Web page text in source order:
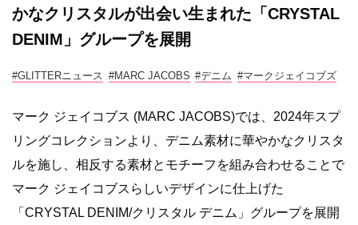
かなクリスタルが出会い生まれた「CRYSTAL
DENIM」グループを展開
#GLITTERニュース #MARC JACOBS #デニム #マークジェイコブズ
マーク ジェイコブス (MARC JACOBS)では、2024年スプ
リングコレクションより、デニム素材に華やかなクリスタ
ルを施し、相反する素材とモチーフを組み合わせることで
マーク ジェイコブスらしいデザインに仕上げた
「CRYSTAL DENIM/クリスタル デニム」グループを展開